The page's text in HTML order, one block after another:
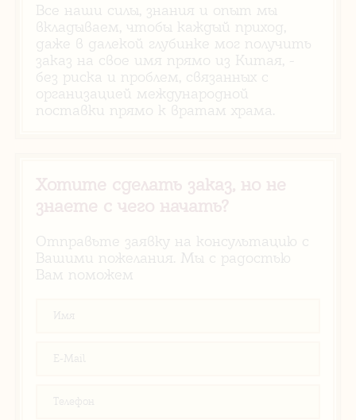
Все наши силы, знания и опыт мы
вкладываем, чтобы каждый приход,
даже в далекой глубинке мог получить
заказ на свое имя прямо из Китая, -
без риска и проблем, связанных с
организацией международной
поставки прямо к вратам храма.
Хотите сделать заказ, но не
знаете с чего начать?
Отправьте заявку на консультацию с
Вашими пожелания. Мы с радостью
Вам поможем